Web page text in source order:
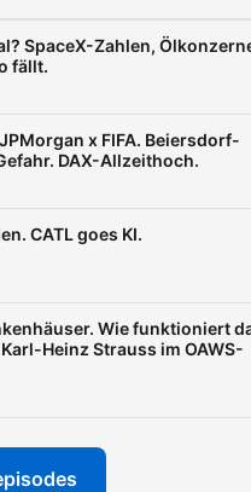
SpaceX-Zahlen,
fällt.
x FIFA. Beiersdorf-
DAX-Allzeithoch.
CATL goes KI.
Wie funktioniert
Heinz Strauss im OAWS-